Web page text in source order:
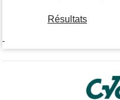
Résultats
-